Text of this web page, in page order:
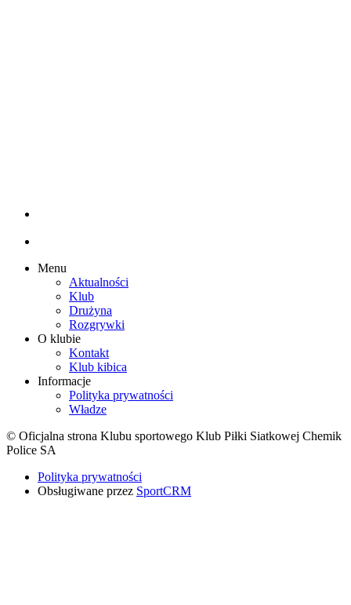
Menu
Aktualności
Klub
Drużyna
Rozgrywki
O klubie
Kontakt
Klub kibica
Informacje
Polityka prywatności
Władze
© Oficjalna strona Klubu sportowego Klub Piłki Siatkowej Chemik
Police SA
Polityka prywatności
Obsługiwane przez SportCRM